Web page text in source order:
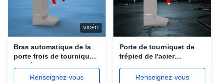
VIDÉO
Bras automatique de la
porte trois de tourniquet
de trépied d'interface de
communication RS485
Renseignez-vous
Porte de tourniquet de
trépied de l'acier
Renseignez-vous